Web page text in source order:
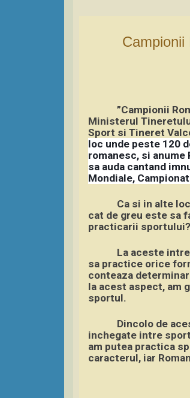
Campionii Romaniei la Liceul Tehnologic de Turism din
”Campionii
Ministerul
Sport si Tineret
loc unde peste 120
romanesc, si anume
sa auda cantand
Mondiale,
Ca si in alte
cat de greu este sa
practicarii sportului?
La aceste
sa practice orice
conteaza
la acest aspect, am
sportul.
Dincolo de
inchegate intre
am putea practica
caracterul, iar